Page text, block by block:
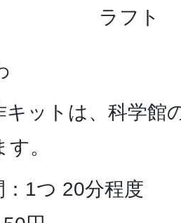
ラフト
キットは、科学館
。
1つ 20分程度